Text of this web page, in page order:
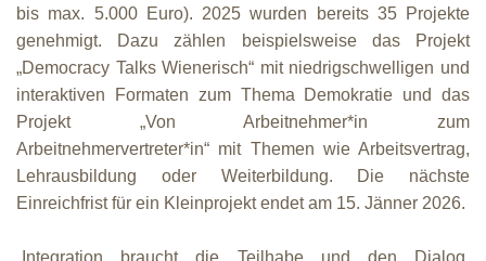
bis max. 5.000 Euro). 2025 wurden bereits 35 Projekte
genehmigt. Dazu zählen beispielsweise das Projekt
„Democracy Talks Wienerisch“ mit niedrigschwelligen und
interaktiven Formaten zum Thema Demokratie und das
Projekt „Von Arbeitnehmer*in zum
Arbeitnehmervertreter*in“ mit Themen wie Arbeitsvertrag,
Lehrausbildung oder Weiterbildung. Die nächste
Einreichfrist für ein Kleinprojekt endet am 15. Jänner 2026.